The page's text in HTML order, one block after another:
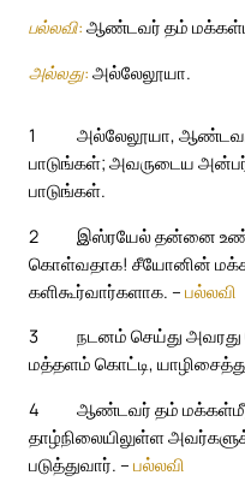
பல்லவி: ஆண்டவர் தம்
அல்லது: அல்லேலூயா.
1
அல்லேலூயா,
பாடுங்கள்; அவருடைய
பாடுங்கள்.
2
இஸ்ரயேல் தன்னை
கொள்வதாக! சீயோனின்
களிகூர்வார்களாக. – பல்லவி
3
நடனம் செய்து
மத்தளம் கொட்டி,
4
ஆண்டவர் தம்
தாழ்நிலையிலுள்ள
படுத்துவார். – பல்லவி